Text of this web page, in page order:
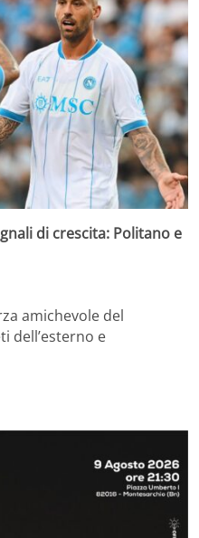
di crescita: Politano e
amichevole del
dell’esterno e